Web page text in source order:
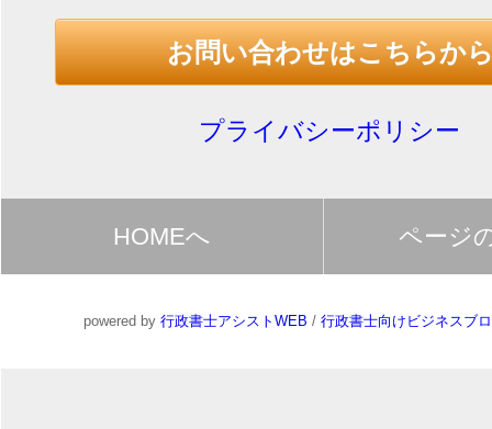
お問い合わせはこちらか
プライバシーポリシー
HOMEへ ページ
powered by 行政書士アシストWEB / 行政書士向けビジネスブ